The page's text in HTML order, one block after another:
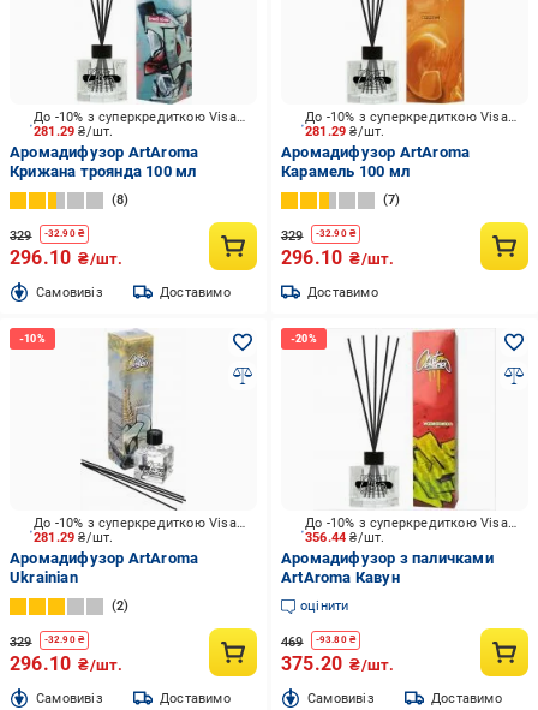
281.29₴/шт.
До -10% з суперкредиткою Visa Вигода
Аромадифузор ArtAroma
Крижана троянда 100 мл
8
329 -32.90₴
296.10 ₴/шт.
Cамовивіз Доставимо
281.29₴/шт.
До -10% з суперкредиткою Visa Вигода
Аромадифузор ArtAroma
Карамель 100 мл
7
329 -32.90₴
296.10 ₴/шт.
Доставимо
281.29₴/шт.
До -10% з суперкредиткою Visa Вигода
Аромадифузор ArtAroma
Ukrainian
2
329 -32.90₴
296.10 ₴/шт.
Cамовивіз Доставимо
356.44₴/шт.
До -10% з суперкредиткою Visa Вигода
Аромадифузор з паличками
ArtAroma Кавун
оцінити
469 -93.80₴
375.20 ₴/шт.
Cамовивіз Доставимо